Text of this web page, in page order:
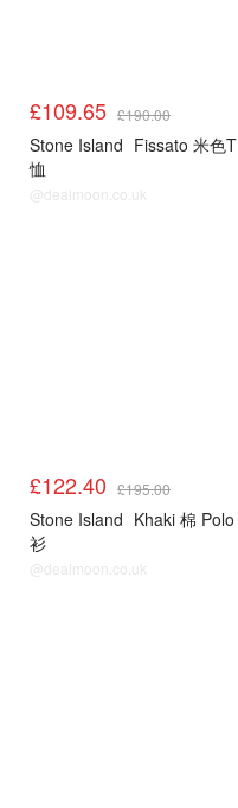
£109.65 £190.00
Stone Island Fissato 米色T
恤
@dealmoon.co.uk
£122.40 £195.00
Stone Island Khaki 棉 Polo
衫
@dealmoon.co.uk